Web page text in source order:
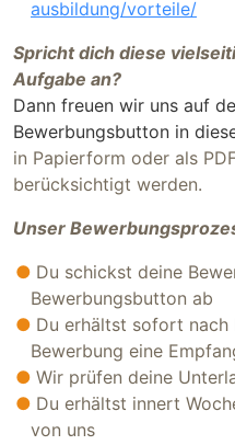
ausbildung/vorteile/
Spricht dich diese
Aufgabe an?
Dann freuen wir uns auf
Bewerbungsbutton in
in Papierform oder als
berücksichtigt werden.
Unser
Du schickst deine
Bewerbungsbutton ab
Du erhältst sofort nach
Bewerbung eine
Wir prüfen deine
Du erhältst innert
von uns